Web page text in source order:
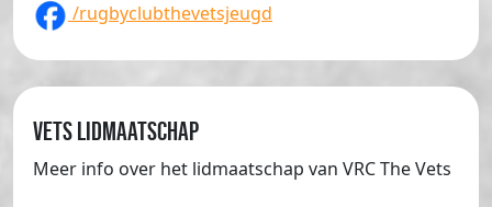
/rugbyclubthevetsjeugd
Vets lidmaatschap
Meer info over het lidmaatschap van VRC The Vets